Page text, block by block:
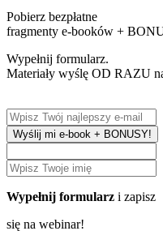
Pobierz bezpłatne
fragmenty e-booków +
Wypełnij formularz.
Materiały wyślę OD RAZU
Wyślij mi e-book + BONUSY!
Wypełnij formularz i zapisz
się na webinar!